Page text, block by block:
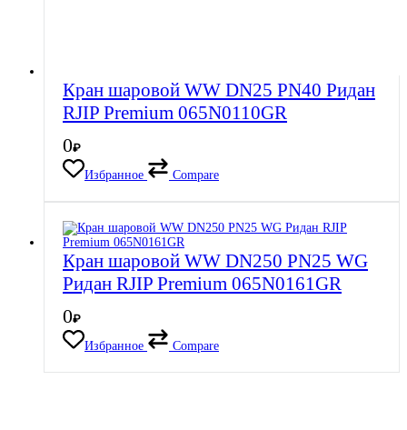
Кран шаровой WW DN25 PN40 Ридан
RJIP Premium 065N0110GR
0₽
Избранное
Compare
Кран шаровой WW DN250 PN25 WG
Ридан RJIP Premium 065N0161GR
0₽
Избранное
Compare